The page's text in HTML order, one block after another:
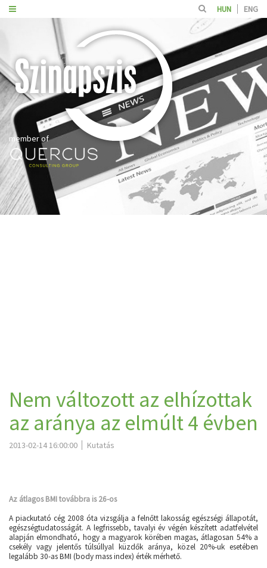
HUN ENG
member of
Nem változott az elhízottak
az aránya az elmúlt 4 évben
2013-02-14 16:00:00 Kutatás
Az átlagos BMI továbbra is 26-os
A piackutató cég 2008 óta vizsgálja a felnőtt lakosság egészségi állapotát,
egészségtudatosságát. A legfrissebb, tavalyi év végén készített adatfelvétel
alapján elmondható, hogy a magyarok körében magas, átlagosan 54% a
csekély vagy jelentős túlsúllyal küzdők aránya, közel 20%-uk esetében
legalább 30-asBMI (body mass index) érték mérhető.